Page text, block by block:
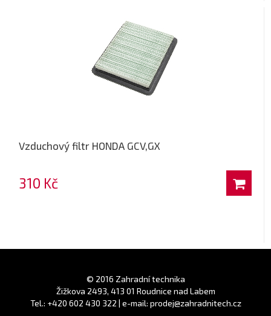
Vzduchový filtr HONDA GCV,GX
310 Kč
© 2016 Zahradní technika
Žižkova 2493, 413 01 Roudnice nad Labem
Tel.: +420 602 430 322 | e-mail: prodej@zahradnitech.cz